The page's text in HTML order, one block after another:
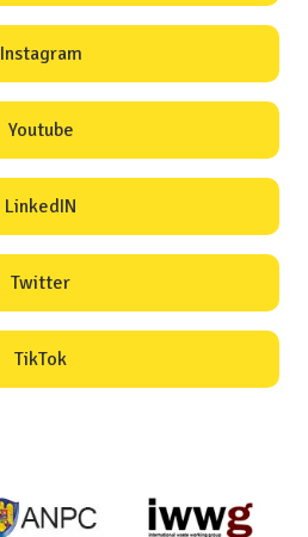
Instagram
Youtube
LinkedIN
Twitter
TikTok